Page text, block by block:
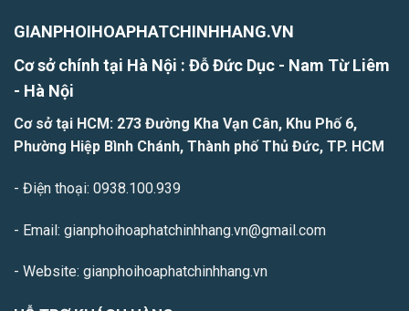
GIANPHOIHOAPHATCHINHHANG.VN
Cơ sở chính tại Hà Nội : Đỗ Đức Dục - Nam Từ Liêm
- Hà Nội
Cơ sở tại HCM: 273 Đường Kha Vạn Cân, Khu Phố 6,
Phường Hiệp Bình Chánh, Thành phố Thủ Đức, TP. HCM
- Điện thoại: 0938.100.939
- Email: gianphoihoaphatchinhhang.vn@gmail.com
- Website: gianphoihoaphatchinhhang.vn